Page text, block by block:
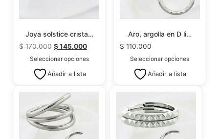
Joya solstice crista…
$170.000 $145.000
Seleccionar opciones
Añadir a lista
Aro, argolla en D li…
$ 110.000
Seleccionar opciones
Añadir a lista